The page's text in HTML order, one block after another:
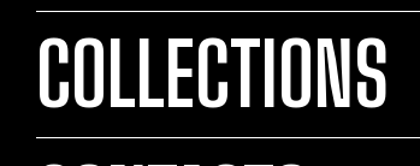
COLLECTIONS